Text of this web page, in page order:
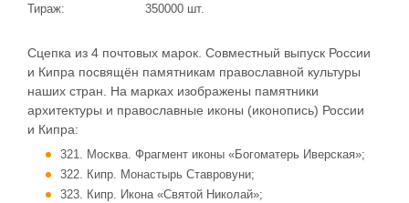
Тираж: 350000 шт.
Сцепка из 4 почтовых марок. Совместный выпуск России
и Кипра посвящён памятникам православной культуры
наших стран. На марках изображены памятники
архитектуры и православные иконы (иконопись) России
и Кипра:
321. Москва. Фрагмент иконы «Богоматерь Иверская»;
322. Кипр. Монастырь Ставровуни;
323. Кипр. Икона «Святой Николай»;